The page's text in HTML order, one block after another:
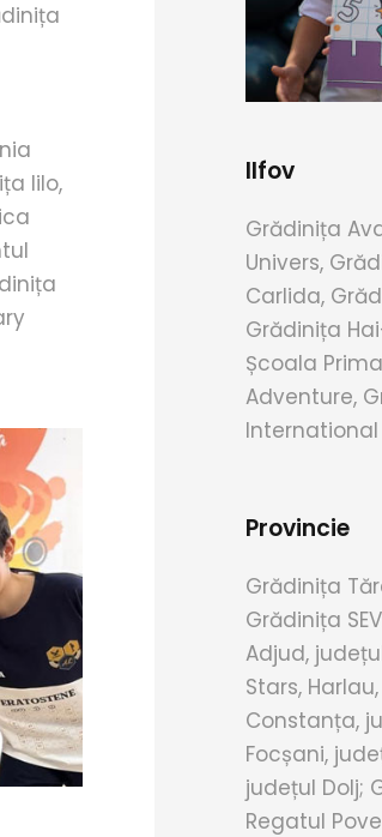
Iilo,
Ilfov
Grădinița
Univers,
Carlida,
Grădinița
Școala
Adventure,
Provincie
Grădinița
Grădinița
Adjud,
Stars,
Constanța,
Focșani,
județul Dolj;
Regatul